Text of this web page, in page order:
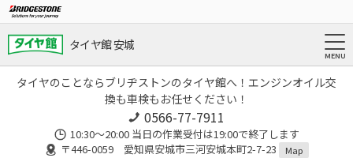
タイヤ館 安城
タイヤのことならブリヂストンのタイヤ館へ！エンジンオイル交
換も車検もお任せください！
0566-77-7911
10:30〜20:00 当日の作業受付は19:00で終了します
〒446-0059 愛知県安城市三河安城本町2-7-23
Map